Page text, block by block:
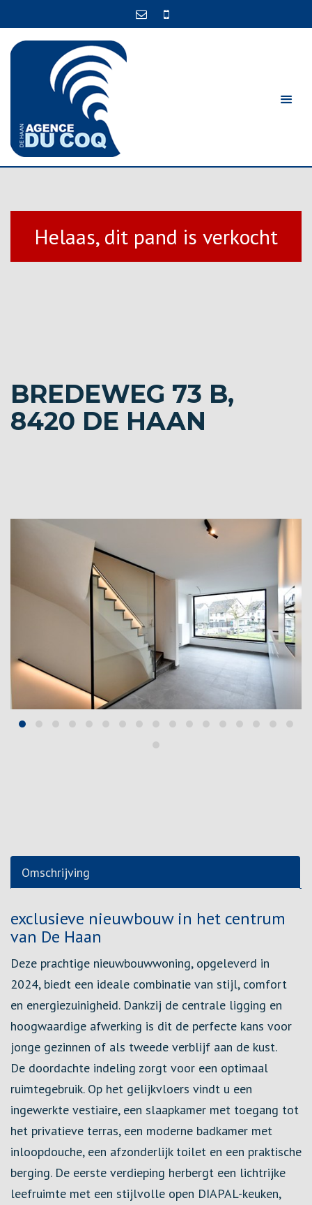
Helaas, dit pand is verkocht
BREDEWEG 73 B,
8420 DE HAAN
Omschrijving
Omschrijving
exclusieve nieuwbouw in het centrum
van De Haan
Deze prachtige nieuwbouwwoning, opgeleverd in
2024, biedt een ideale combinatie van stijl, comfort
en energiezuinigheid. Dankzij de centrale ligging en
hoogwaardige afwerking is dit de perfecte kans voor
jonge gezinnen of als tweede verblijf aan de kust.
De doordachte indeling zorgt voor een optimaal
ruimtegebruik. Op het gelijkvloers vindt u een
ingewerkte vestiaire, een slaapkamer met toegang tot
het privatieve terras, een moderne badkamer met
inloopdouche, een afzonderlijk toilet en een praktische
berging. De eerste verdieping herbergt een lichtrijke
leefruimte met een stijlvolle open DIAPAL-keuken,